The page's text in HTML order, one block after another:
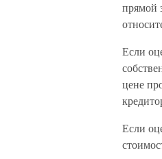
прямой
Если
цене
Если